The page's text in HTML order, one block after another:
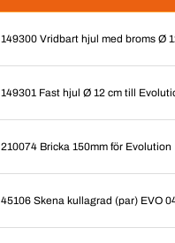
149300 Vridbart hjul med broms Ø
149301 Fast hjul Ø 12 cm till
210074 Bricka 150mm för Evolution
45106 Skena kullagrad (par) EVO